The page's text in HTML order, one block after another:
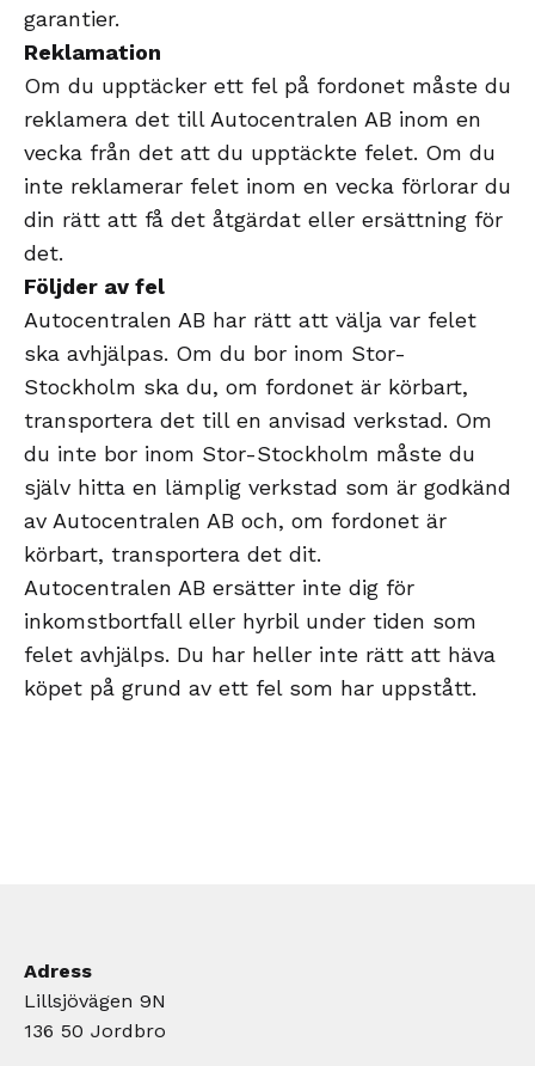
garantier.
Reklamation
Om du upptäcker ett fel på fordonet måste du
reklamera det till Autocentralen AB inom en
vecka från det att du upptäckte felet. Om du
inte reklamerar felet inom en vecka förlorar du
din rätt att få det åtgärdat eller ersättning för
det.
Följder av fel
Autocentralen AB har rätt att välja var felet
ska avhjälpas. Om du bor inom Stor-
Stockholm ska du, om fordonet är körbart,
transportera det till en anvisad verkstad. Om
du inte bor inom Stor-Stockholm måste du
själv hitta en lämplig verkstad som är godkänd
av Autocentralen AB och, om fordonet är
körbart, transportera det dit.
Autocentralen AB ersätter inte dig för
inkomstbortfall eller hyrbil under tiden som
felet avhjälps. Du har heller inte rätt att häva
köpet på grund av ett fel som har uppstått.
Adress
Lillsjövägen 9N
136 50 Jordbro